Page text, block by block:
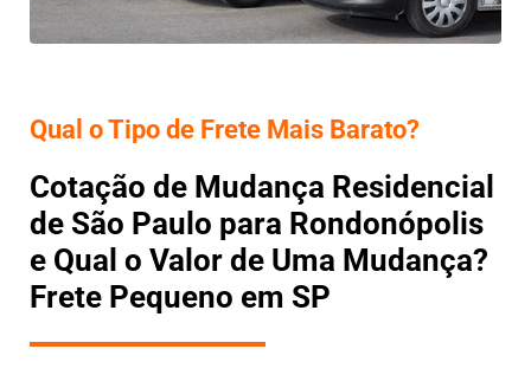
Qual o Tipo de Frete Mais Barato?
Cotação de Mudança Residencial
de São Paulo para Rondonópolis
e Qual o Valor de Uma Mudança?
Frete Pequeno em SP